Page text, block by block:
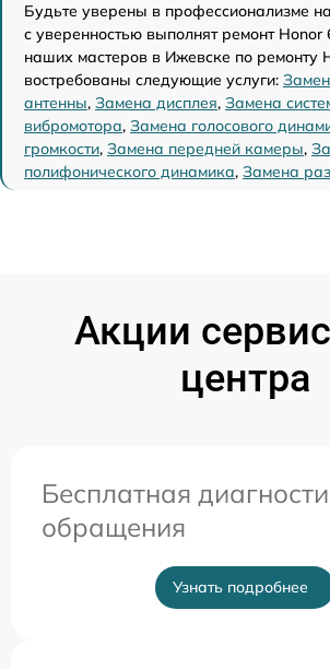
Будьте уверены в профессионализме
с уверенностью выполнят ремонт
наших мастеров в Ижевске по ремонту
востребованы следующие услуги:
антенны, Замена дисплея, Замена
вибромотора, Замена голосового
громкости, Замена передней камеры,
полифонического динамика, Замена
Акции
центра
Бесплатная
обращения
Узнать подробнее